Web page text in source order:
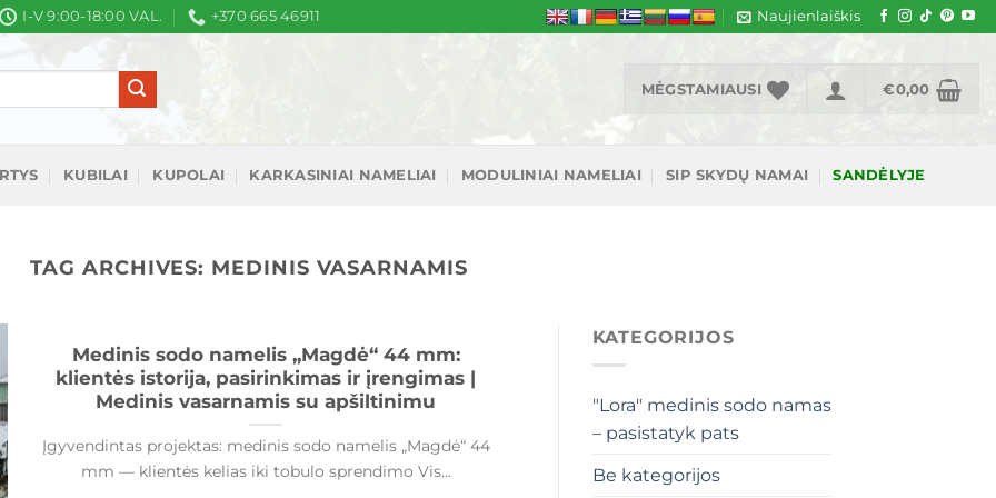
I-V 9:00-18:00 VAL. +370 665 46911 Naujienlaiškis
MĖGSTAMIAUSI €0,00
KUBILAI KUPOLAI KARKASINIAI NAMELIAI MODULINIAI NAMELIAI SIP SKYDŲ NAMAI SANDĖLYJE
TAG ARCHIVES: MEDINIS VASARNAMIS
Medinis sodo namelis „Magdė“ 44 mm:
klientės istorija, pasirinkimas ir įrengimas |
Medinis vasarnamis su apšiltinimu
Įgyvendintas projektas: medinis sodo namelis „Magdė“ 44
mm — klientės kelias iki tobulo sprendimo Vis...
KATEGORIJOS
"Lora" medinis sodo namas
– pasistatyk pats
Be kategorijos